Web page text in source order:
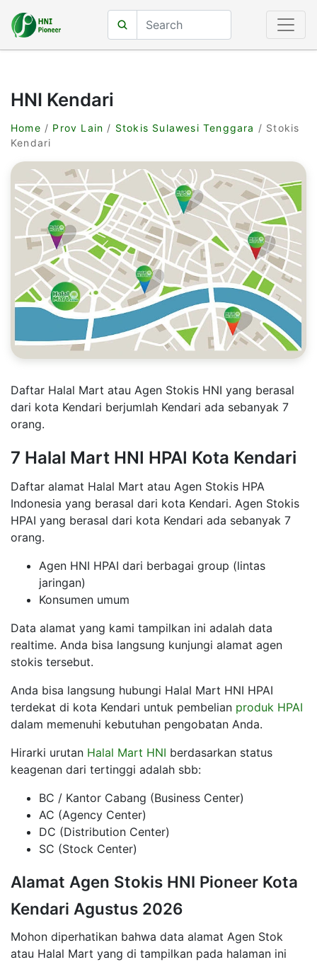
HNI Kendari
Home / Prov Lain / Stokis Sulawesi Tenggara / Stokis
Kendari
Daftar Halal Mart atau Agen Stokis HNI yang berasal
dari kota Kendari berjumlah Kendari ada sebanyak 7
orang.
7 Halal Mart HNI HPAI Kota Kendari
Daftar alamat Halal Mart atau Agen Stokis HPA
Indonesia yang berasal dari kota Kendari. Agen Stokis
HPAI yang berasal dari kota Kendari ada sebanyak 7
orang.
Agen HNI HPAI dari berbagai group (lintas
jaringan)
Konsumen umum
Data alamat yang kami tampilkan ini adalah data
realtime. Anda bisa langsung kunjungi alamat agen
stokis tersebut.
Anda bisa langsung hubungi Halal Mart HNI HPAI
terdekat di kota Kendari untuk pembelian produk HPAI
dalam memenuhi kebutuhan pengobatan Anda.
Hirarki urutan Halal Mart HNI berdasarkan status
keagenan dari tertinggi adalah sbb:
BC / Kantor Cabang (Business Center)
AC (Agency Center)
DC (Distribution Center)
SC (Stock Center)
Alamat Agen Stokis HNI Pioneer Kota
Kendari Agustus 2026
Mohon diperhatikan bahwa data alamat Agen Stok
atau Halal Mart yang di tampilkan pada halaman ini